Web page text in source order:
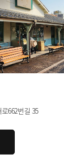
662번길 35